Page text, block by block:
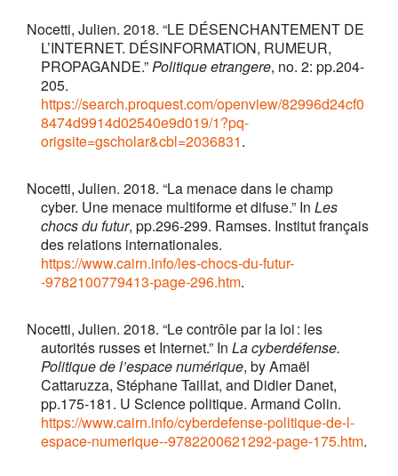
Nocetti, Julien. 2018. “LE DÉSENCHANTEMENT DE
L’INTERNET. DÉSINFORMATION, RUMEUR,
PROPAGANDE.”Politique etrangere, no. 2: pp.204-
205.
https://search.proquest.com/openview/82996d24cf0
8474d9914d02540e9d019/1?pq-
origsite=gscholar&cbl=2036831.
Nocetti, Julien. 2018. “La menace dans le champ
cyber. Une menace multiforme et difuse.” In Les
chocs du futur, pp.296-299. Ramses. Institut français
des relations internationales.
https://www.cairn.info/les-chocs-du-futur-
-9782100779413-page-296.htm.
Nocetti, Julien. 2018. “Le contrôle par la loi : les
autorités russes et Internet.” In La cyberdéfense.
Politique de l’espace numérique, by Amaël
Cattaruzza, Stéphane Taillat, and Didier Danet,
pp.175-181. U Science politique. Armand Colin.
https://www.cairn.info/cyberdefense-politique-de-l-
espace-numerique--9782200621292-page-175.htm.